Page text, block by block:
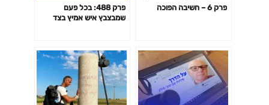
פרק 6 – חשיבה הפוכה
פרק 488: בכל פעם
שמבצבץ איש אמיץ בצד
ראשו. אז עכשיו זה יאיר גולן.
מונולוג עצבני. הפודקאסט של
טובי פולק